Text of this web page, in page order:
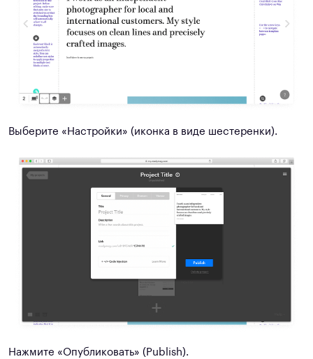
Выберите «Настройки» (иконка в виде шестеренки).
Нажмите «Опубликовать» (Publish).